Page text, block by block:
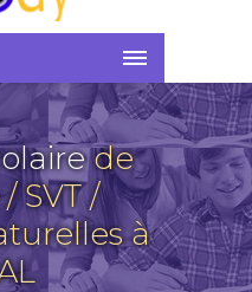
de
SVT /
à